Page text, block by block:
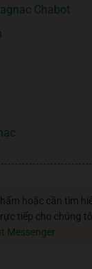
Chabot
hoặc cần tìm
tiếp cho chúng
Messenger